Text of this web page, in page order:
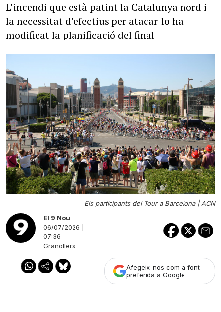
L’incendi que està patint la Catalunya nord i
la necessitat d’efectius per atacar-lo ha
modificat la planificació del final
Els participants del Tour a Barcelona |ACN
El 9 Nou
06/07/2026 |
07:36
Granollers
Afegeix-nos com a font
preferida a Google